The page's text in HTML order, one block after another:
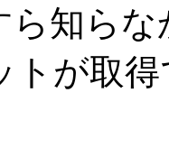
ら知ら
トが取